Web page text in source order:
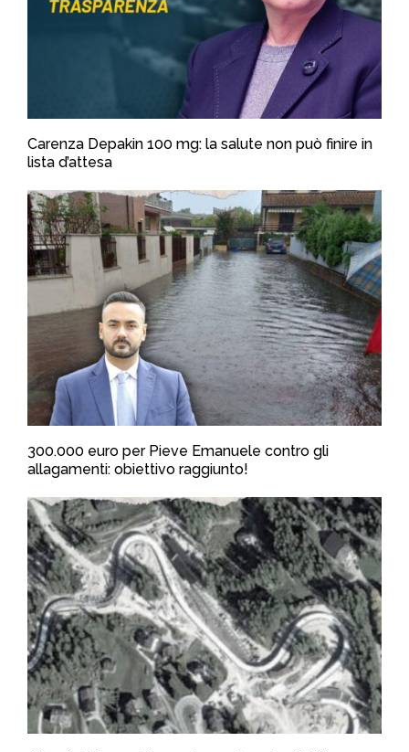
Carenza Depakin 100 mg: la salute non può finire in
lista d’attesa
300.000 euro per Pieve Emanuele contro gli
allagamenti: obiettivo raggiunto!